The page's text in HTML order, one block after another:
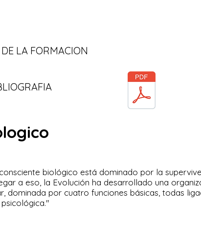
LA FORMACION
biológico está dominado por la
a eso, la Evolución ha desarrollado una
dominada por cuatro funciones básicas, todas